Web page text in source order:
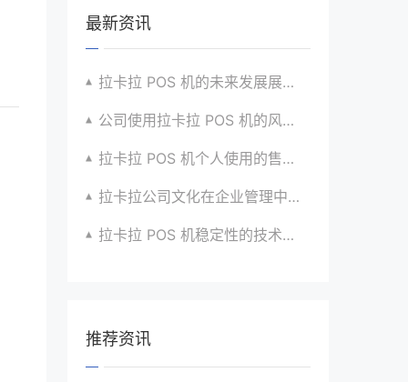
最新资讯
拉卡拉 POS 机的未来发展展望与战略规划
公司使用拉卡拉 POS 机的风险评估与应对
拉卡拉 POS 机个人使用的售后服务优化
拉卡拉公司文化在企业管理中的作用
拉卡拉 POS 机稳定性的技术创新与应用实践
推荐资讯